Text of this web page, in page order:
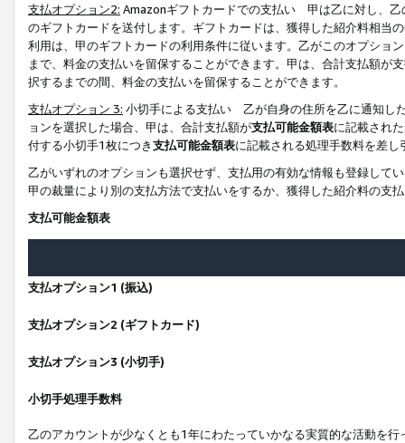
支払オプション2: Amazonギフトカードでの支払い 甲は乙に対し、乙
のギフトカードを送付します。ギフトカードは、獲得した紹介料相当
利用は、甲のギフトカードの利用条件に従います。乙がこのオプショ
まで、料金の支払いを留保することができます。甲は、合計支払額が
択するまでの間、料金の支払いを留保することができます。
支払オプション 3: 小切手による支払い 乙が自身の住所を乙に通知し
ョンを選択した場合、甲は、合計支払額が支払可能金額表に記載され
付する小切手1枚につき支払可能金額表に記載される処理手数料を差し
乙がいずれのオプションも選択せず、支払用の有効な情報も登録して
甲の裁量により別の支払方法で支払いをするか、獲得した紹介料の支
支払可能金額表
支払オプション1 (振込)
支払オプション2 (ギフトカード)
支払オプション3 (小切手)
小切手処理手数料
乙のアカウントが少なくとも1年にわたっていかなる実質的な活動を